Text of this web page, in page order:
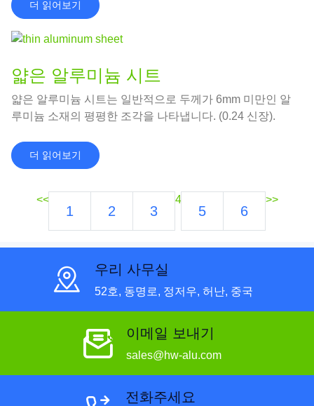
더 읽어보기
얇은 알루미늄 시트
얇은 알루미늄 시트는 일반적으로 두께가 6mm 미만인 알
루미늄 소재의 평평한 조각을 나타냅니다. (0.24 신장).
더 읽어보기
<<
1 2 3
4
5 6
>>
우리 사무실
52호, 동명로, 정저우, 허난, 중국
이메일 보내기
sales@hw-alu.com
전화주세요